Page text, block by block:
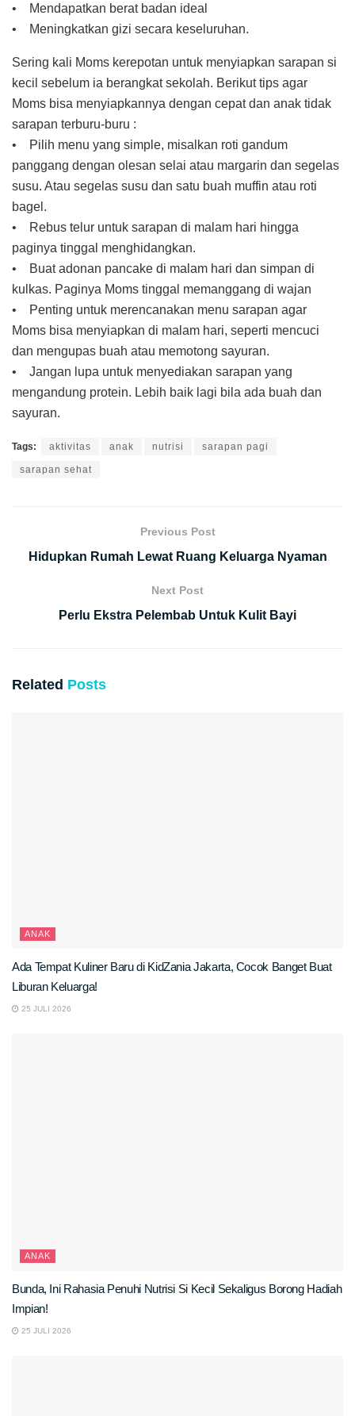
• Mendapatkan berat badan ideal
• Meningkatkan gizi secara keseluruhan.
Sering kali Moms kerepotan untuk menyiapkan sarapan si
kecil sebelum ia berangkat sekolah. Berikut tips agar
Moms bisa menyiapkannya dengan cepat dan anak tidak
sarapan terburu-buru :
• Pilih menu yang simple, misalkan roti gandum
panggang dengan olesan selai atau margarin dan segelas
susu. Atau segelas susu dan satu buah muffin atau roti
bagel.
• Rebus telur untuk sarapan di malam hari hingga
paginya tinggal menghidangkan.
• Buat adonan pancake di malam hari dan simpan di
kulkas. Paginya Moms tinggal memanggang di wajan
• Penting untuk merencanakan menu sarapan agar
Moms bisa menyiapkan di malam hari, seperti mencuci
dan mengupas buah atau memotong sayuran.
• Jangan lupa untuk menyediakan sarapan yang
mengandung protein. Lebih baik lagi bila ada buah dan
sayuran.
Tags: aktivitas anak nutrisi sarapan pagi
sarapan sehat
Previous Post
Hidupkan Rumah Lewat Ruang Keluarga Nyaman
Next Post
Perlu Ekstra Pelembab Untuk Kulit Bayi
Related Posts
ANAK
Ada Tempat Kuliner Baru di KidZania Jakarta, Cocok Banget Buat
Liburan Keluarga!
25 JULI 2026
ANAK
Bunda, Ini Rahasia Penuhi Nutrisi Si Kecil Sekaligus Borong Hadiah
Impian!
25 JULI 2026